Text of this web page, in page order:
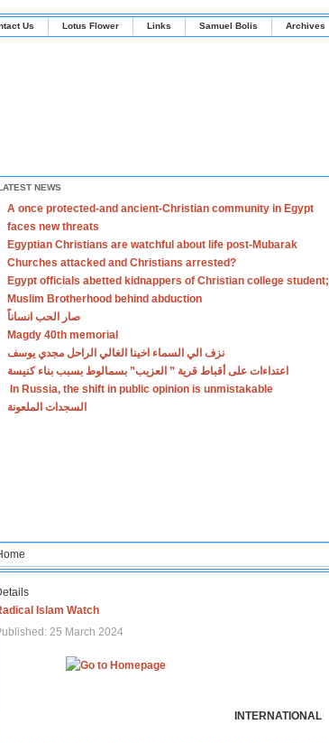
Us Lotus Flower Links Samuel Bolis Archives
NEWS
A once protected-and ancient-Christian community in Egypt
faces new threats
Egyptian Christians are watchful about life post-Mubarak
Churches attacked and Christians arrested?
Egypt officials abetted kidnappers of Christian college student;
Muslim Brotherhood behind abduction
صار الحب انساناً
Magdy 40th memorial
نزف الي السماء اخينا الغالي الراحل مجدي يوسف
اعتداءات على أقباط قرية ” العزيب” بسمالوط بسبب بناء كنيسة
In Russia, the shift in public opinion is unmistakable
السجدات الملعونة
Islam Watch
25 March 2024
INTERNATIONAL